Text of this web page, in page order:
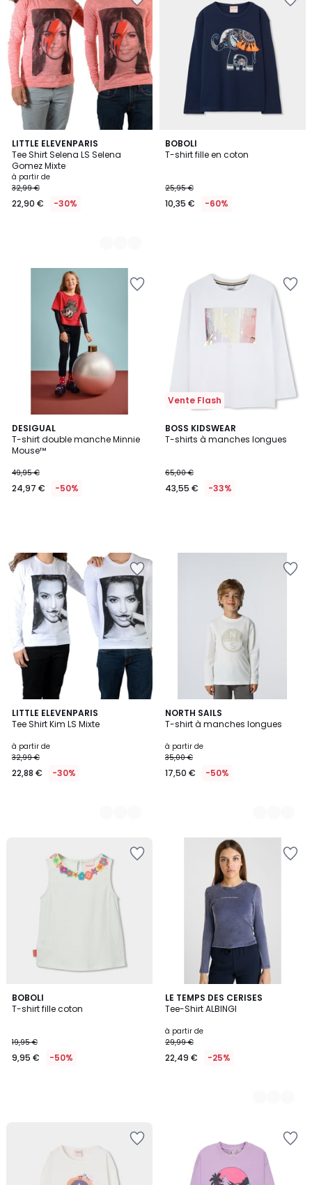
LITTLE ELEVENPARIS
Tee Shirt Selena LS Selena
Gomez Mixte
à partir de
32,99 €
22,90 € -30%
3
Couleurs
BOBOLI
T-shirt fille en coton
25,95 €
10,35 € -60%
DESIGUAL
T-shirt double manche Minnie
Mouse™
49,95 €
24,97 € -50%
Vente Flash
BOSS KIDSWEAR
T-shirts à manches longues
65,00 €
43,55 € -33%
LITTLE ELEVENPARIS
Tee Shirt Kim LS Mixte
à partir de
32,99 €
22,88 € -30%
3
Couleurs
NORTH SAILS
T-shirt à manches longues
à partir de
35,00 €
17,50 € -50%
3
Couleurs
BOBOLI
T-shirt fille coton
19,95 €
9,95 € -50%
LE TEMPS DES CERISES
Tee-Shirt ALBINGI
à partir de
29,99 €
22,49 € -25%
3
Couleurs